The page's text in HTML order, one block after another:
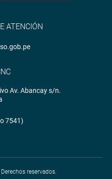
ATENCIÓN
Av. Abancay s/n.
7541)
reservados.